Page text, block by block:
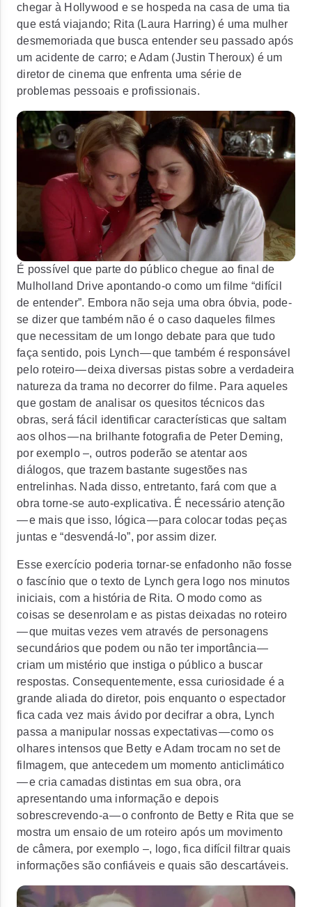
chegar à Hollywood e se hospeda na casa de uma tia
que está viajando; Rita (Laura Harring) é uma mulher
desmemoriada que busca entender seu passado após
um acidente de carro; e Adam (Justin Theroux) é um
diretor de cinema que enfrenta uma série de
problemas pessoais e profissionais.
É possível que parte do público chegue ao final de
Mulholland Drive apontando-o como um filme “difícil
de entender”. Embora não seja uma obra óbvia, pode-
se dizer que também não é o caso daqueles filmes
que necessitam de um longo debate para que tudo
faça sentido, pois Lynch — que também é responsável
pelo roteiro — deixa diversas pistas sobre a verdadeira
natureza da trama no decorrer do filme. Para aqueles
que gostam de analisar os quesitos técnicos das
obras, será fácil identificar características que saltam
aos olhos — na brilhante fotografia de Peter Deming,
por exemplo –, outros poderão se atentar aos
diálogos, que trazem bastante sugestões nas
entrelinhas. Nada disso, entretanto, fará com que a
obra torne-se auto-explicativa. É necessário atenção
— e mais que isso, lógica — para colocar todas peças
juntas e “desvendá-lo”, por assim dizer.
Esse exercício poderia tornar-se enfadonho não fosse
o fascínio que o texto de Lynch gera logo nos minutos
iniciais, com a história de Rita. O modo como as
coisas se desenrolam e as pistas deixadas no roteiro
— que muitas vezes vem através de personagens
secundários que podem ou não ter importância —
criam um mistério que instiga o público a buscar
respostas. Consequentemente, essa curiosidade é a
grande aliada do diretor, pois enquanto o espectador
fica cada vez mais ávido por decifrar a obra, Lynch
passa a manipular nossas expectativas — como os
olhares intensos que Betty e Adam trocam no set de
filmagem, que antecedem um momento anticlimático
— e cria camadas distintas em sua obra, ora
apresentando uma informação e depois
sobrescrevendo-a — o confronto de Betty e Rita que se
mostra um ensaio de um roteiro após um movimento
de câmera, por exemplo –, logo, fica difícil filtrar quais
informações são confiáveis e quais são descartáveis.